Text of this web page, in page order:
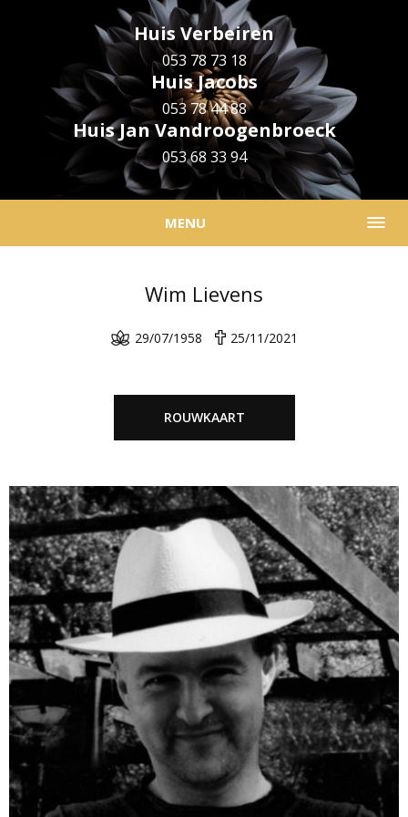
Huis Verbeiren
053 78 73 18
Huis Jacobs
053 78 44 88
Huis Jan Vandroogenbroeck
053 68 33 94
MENU
Wim Lievens
29/07/1958 25/11/2021
ROUWKAART